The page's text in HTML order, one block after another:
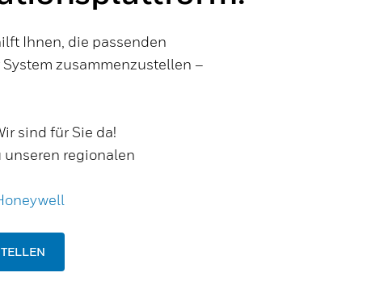
Ihnen, die passenden
zusammenzustellen –
sind für Sie da!
unseren regionalen